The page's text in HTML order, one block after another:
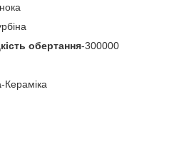
обертання-300000
-Кераміка